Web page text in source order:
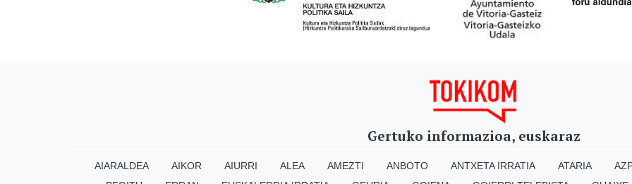
Gertuko informazioa, euskaraz
AIARALDEA AIKOR AIURRI ALEA AMEZTI ANBOTO ANTXETA IRRATIA ATARIA